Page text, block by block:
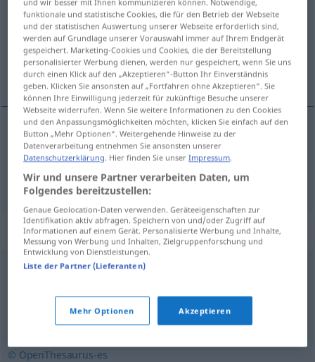
Übersicht aller Übersetzungen
(Für mehr Details die Übersetzung anklicken/antippen)
Anhöhe, Hügel
Anhöhef otero
Hügelm otero
Synonyme für "otero"
prominencia,collado,loma altozano,montículo
promontorio
© OpenThesaurus-es
funktionale und statistische Cookies, die für den Betrieb der Webseite
und der statistischen Auswertung unserer Webseite erforderlich sind,
werden auf Grundlage unserer Vorauswahl immer auf Ihrem Endgerät
gespeichert. Marketing-Cookies und Cookies, die der Bereitstellung
personalisierter Werbung dienen, werden nur gespeichert, wenn Sie uns
durch einen Klick auf den „Akzeptieren“-Button Ihr Einverständnis
geben. Klicken Sie ansonsten auf „Fortfahren ohne Akzeptieren“. Sie
können Ihre Einwilligung jederzeit für zukünftige Besuche unserer
Webseite widerrufen. Wenn Sie weitere Informationen zu den Cookies
und den Anpassungsmöglichkeiten möchten, klicken Sie einfach auf den
Button „Mehr Optionen“. Weitergehende Hinweise zu der
Datenverarbeitung entnehmen Sie ansonsten unserer
Datenschutzerklärung . Hier finden Sie unserImpressum
Wir und unsere Partner verarbeiten Daten, um
Folgendes bereitzustellen:
Genaue Geolocation-Daten verwenden. Geräteeigenschaften zur
Identifikation aktiv abfragen. Speichern von und/oder Zugriff auf
Informationen auf einem Gerät. Personalisierte Werbung und Inhalte,
Messung von Werbung und Inhalten, Zielgruppenforschung und
Entwicklung von Dienstleistungen.
Liste der Partner (Lieferanten)
Mehr Optionen Akzeptieren